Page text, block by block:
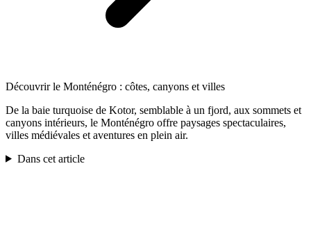
Découvrir le Monténégro : côtes, canyons et villes
De la baie turquoise de Kotor, semblable à un fjord, aux sommets et
canyons intérieurs, le Monténégro offre paysages spectaculaires,
villes médiévales et aventures en plein air.
Dans cet article